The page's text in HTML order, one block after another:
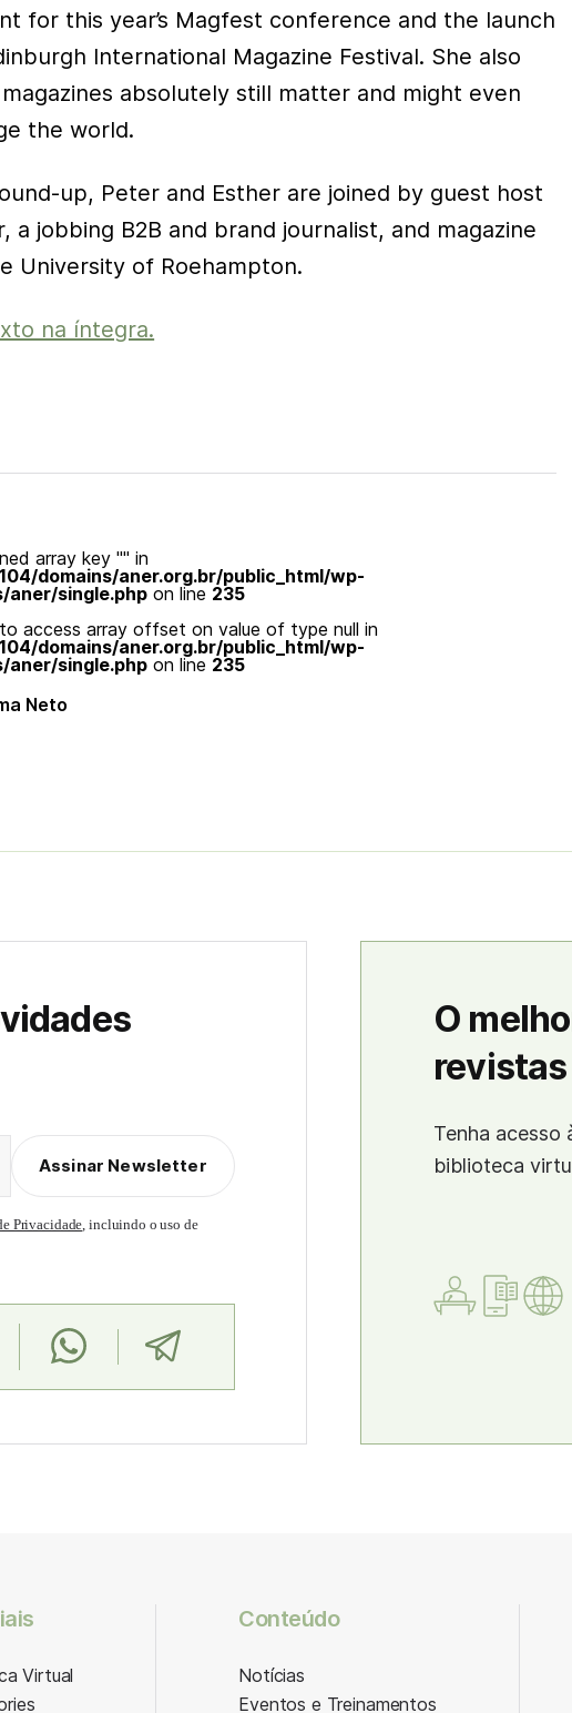
for this year’s Magfest conference and the launch
International Magazine Festival. She also
absolutely still matter and might even
the world.
up, Peter and Esther are joined by guest host
a jobbing B2B and brand journalist, and magazine
University of Roehampton.
na íntegra.
array key "" in
domains/aner.org.br/public_html/wp-
single.php on line 235
access array offset on value of type null in
domains/aner.org.br/public_html/wp-
single.php on line 235
Neto
Assinar Newsletter
Privacidade, incluindo o uso de
O
revistas
Tenha acesso
biblioteca
Virtual
Conteúdo
Notícias
Eventos e Treinamentos